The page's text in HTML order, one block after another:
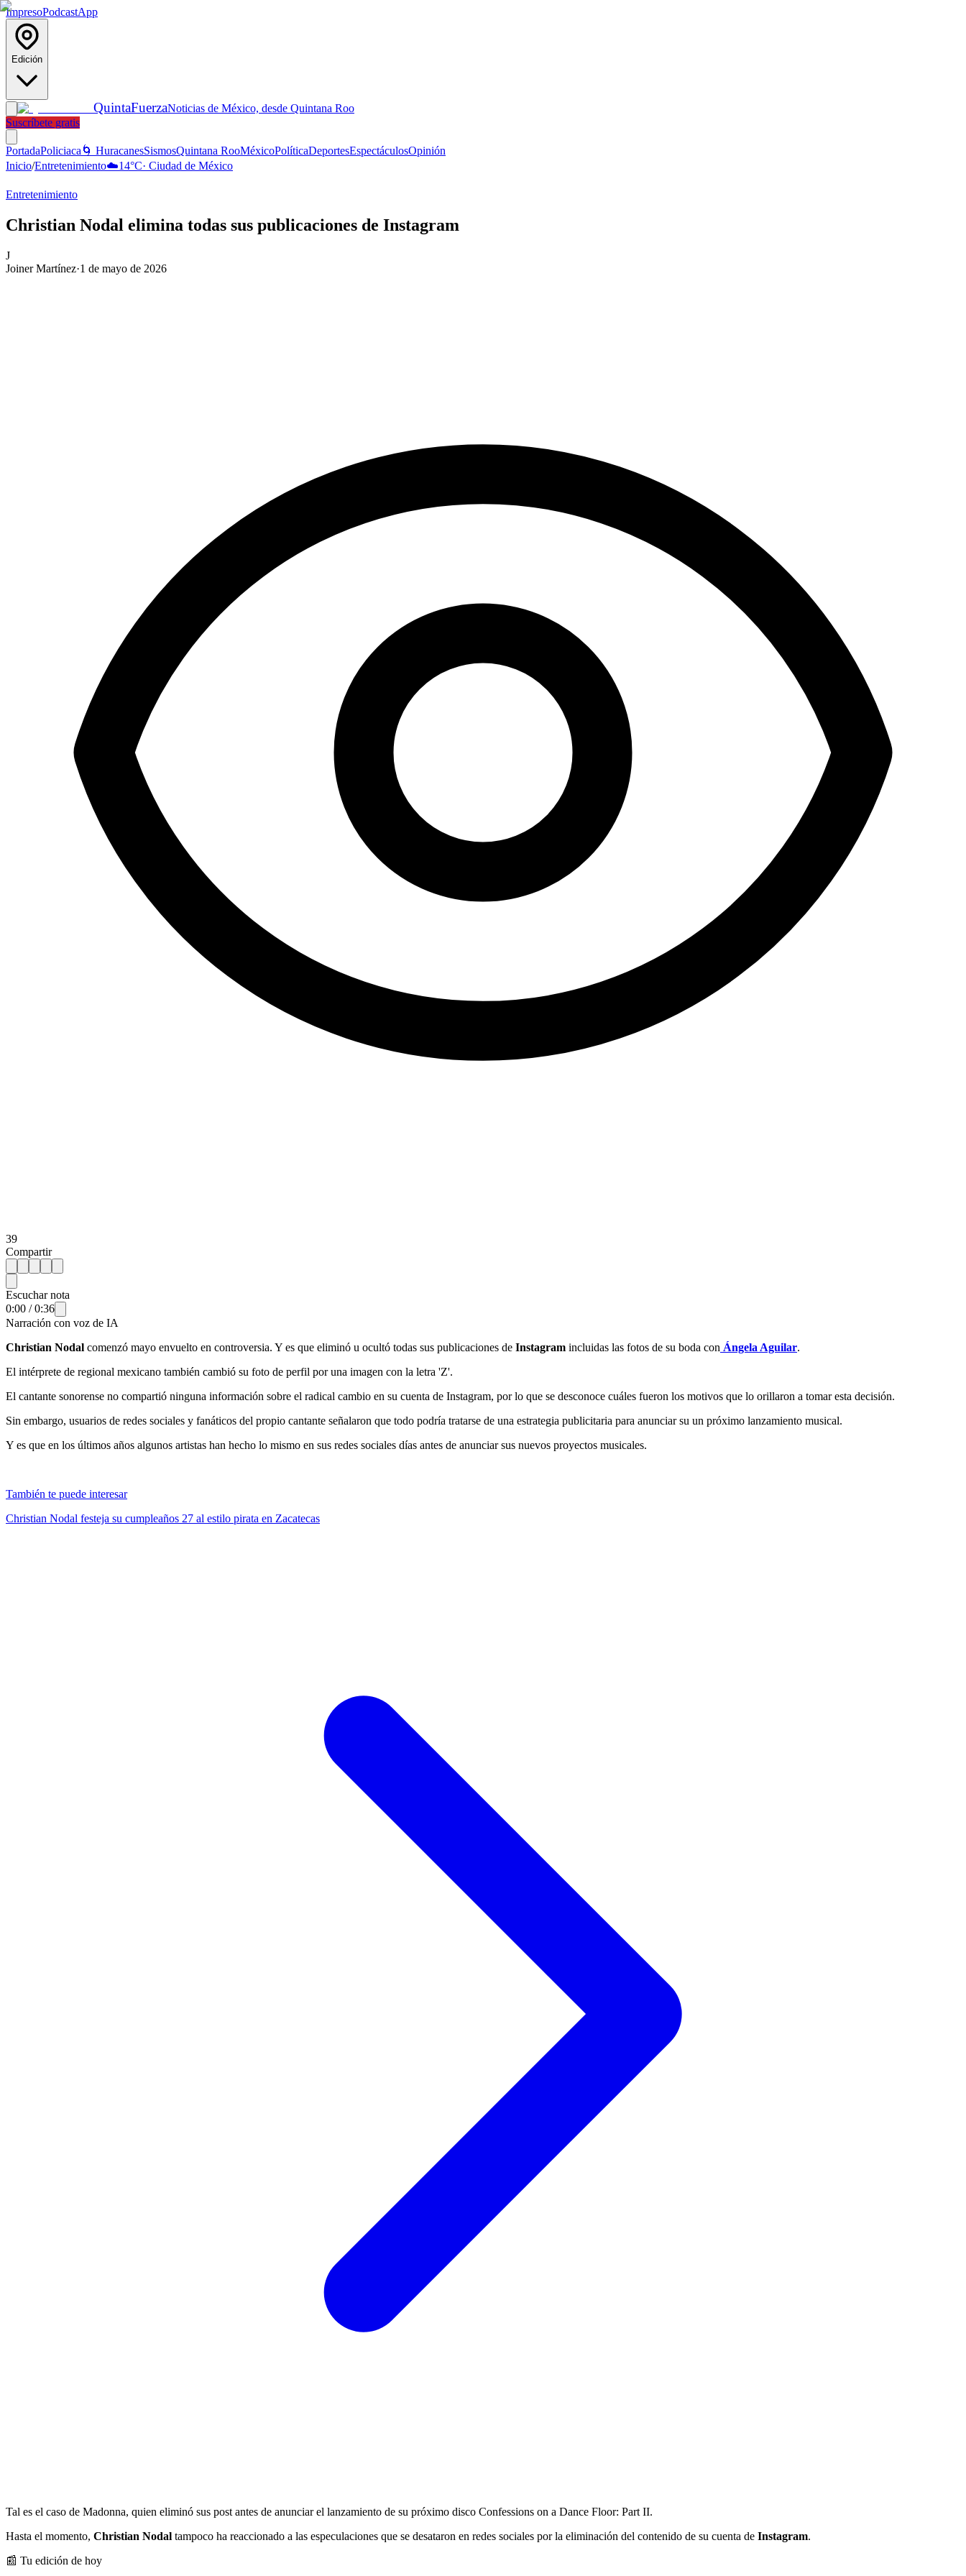
ImpresoPodcastApp
Edición
QuintaFuerzaNoticias de México, desde Quintana Roo
Suscríbete gratis
PortadaPoliciaca 🌀 HuracanesSismosQuintana RooMéxicoPolíticaDeportesEspectáculosOpinión
Inicio/Entretenimiento☁️14°C· Ciudad de México
Entretenimiento
Christian Nodal elimina todas sus publicaciones de Instagram
J
Joiner Martínez·1 de mayo de 2026
39
Compartir
Escuchar nota
0:00 /0:36
Narración con voz de IA
Christian Nodal comenzó mayo envuelto en controversia. Y es que eliminó u ocultó todas sus publicaciones de Instagram incluidas las fotos de su boda con Ángela Aguilar.
El intérprete de regional mexicano también cambió su foto de perfil por una imagen con la letra 'Z'.
El cantante sonorense no compartió ninguna información sobre el radical cambio en su cuenta de Instagram, por lo que se desconoce cuáles fueron los motivos que lo orillaron a tomar esta decisión.
Sin embargo, usuarios de redes sociales y fanáticos del propio cantante señalaron que todo podría tratarse de una estrategia publicitaria para anunciar su un próximo lanzamiento musical.
Y es que en los últimos años algunos artistas han hecho lo mismo en sus redes sociales días antes de anunciar sus nuevos proyectos musicales.
También te puede interesar
Christian Nodal festeja su cumpleaños 27 al estilo pirata en Zacatecas
Tal es el caso de Madonna, quien eliminó sus post antes de anunciar el lanzamiento de su próximo disco Confessions on a Dance Floor: Part II.
Hasta el momento, Christian Nodal tampoco ha reaccionado a las especulaciones que se desataron en redes sociales por la eliminación del contenido de su cuenta de Instagram.
📰 Tu edición de hoy